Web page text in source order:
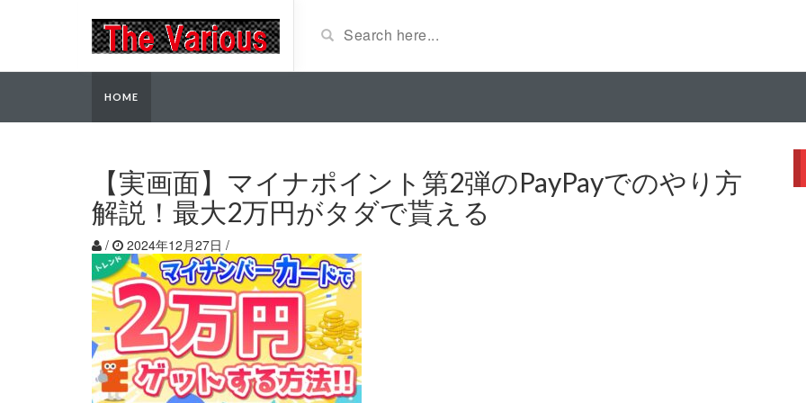
HOME
【実画面】マイナポイント第2弾のPayPayでのやり方
解説！最大2万円がタダで貰える
/ 2024年12月27日 /